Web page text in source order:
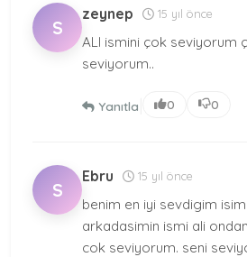
S
zeynep 15 yıl önce
ALI ismini çok seviyorum
seviyorum..
Yanıtla 0 0
S
Ebru 15 yıl önce
benim en iyi sevdigim
arkadasimin ismi ali
cok seviyorum. seni